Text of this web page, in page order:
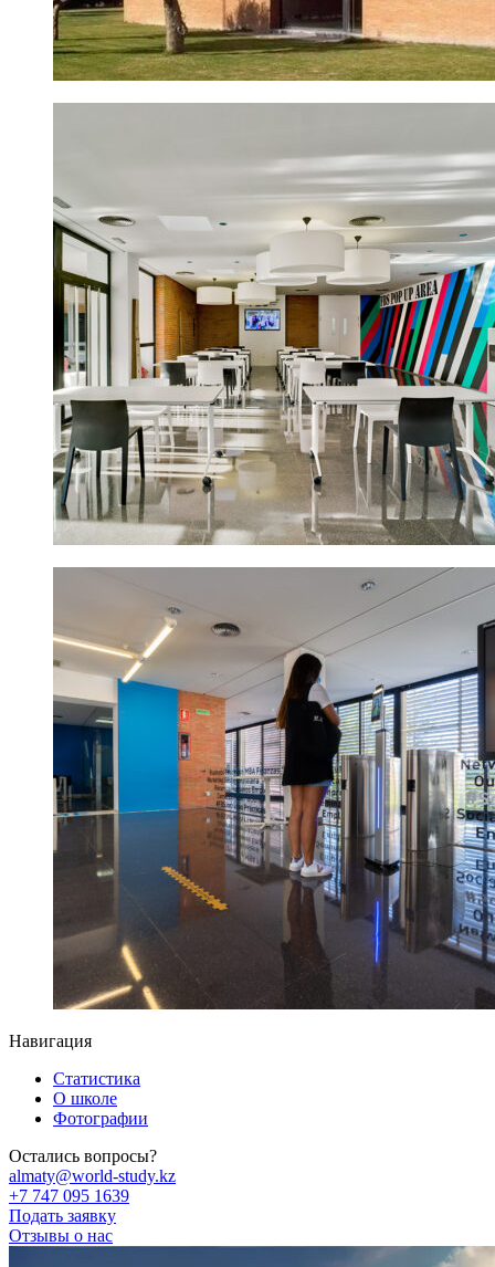
Навигация
Статистика
О школе
Фотографии
Остались вопросы?
almaty@world-study.kz
+7 747 095 1639
Подать заявку
Отзывы о нас